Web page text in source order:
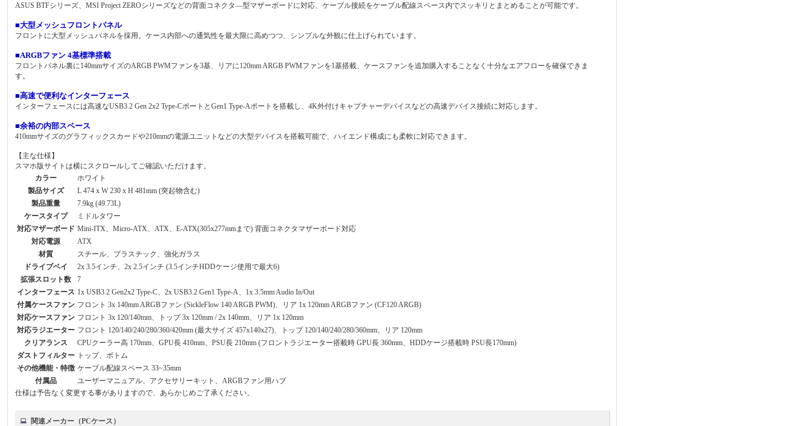
ASUS BTFシリーズ、MSI Project ZEROシリーズなどの背面コネクタ―型マザーボードに対応、ケーブル接続をケーブル配線スペース内でスッキリとまとめることが可能です。
■大型メッシュフロントパネル
フロントに大型メッシュパネルを採用。ケース内部への通気性を最大限に高めつつ、シンプルな外観に仕上げられています。
■ARGBファン 4基標準搭載
フロントパネル裏に140mmサイズのARGB PWMファンを3基、リアに120mm ARGB PWMファンを1基搭載、ケースファンを追加購入することなく十分なエアフローを確保できま
す。
■高速で便利なインターフェース
インターフェースには高速なUSB3.2 Gen 2x2 Type-CポートとGen1 Type-Aポートを搭載し、4K外付けキャプチャーデバイスなどの高速デバイス接続に対応します。
■余裕の内部スペース
410mmサイズのグラフィックスカードや210mmの電源ユニットなどの大型デバイスを搭載可能で、ハイエンド構成にも柔軟に対応できます。
【主な仕様】
スマホ版サイトは横にスクロールしてご確認いただけます。
カラー
ホワイト
製品サイズ
L 474 x W 230 x H 481mm (突起物含む)
製品重量
7.9kg (49.73L)
ケースタイプ
ミドルタワー
対応マザーボード Mini-ITX、Micro-ATX、ATX、E-ATX(305x277mmまで) 背面コネクタマザーボード対応
対応電源
ATX
材質
スチール、プラスチック、強化ガラス
ドライブベイ
2x 3.5インチ、2x 2.5インチ (3.5インチHDDケージ使用で最大6)
拡張スロット数
7
インターフェース 1x USB3.2 Gen2x2 Type-C、2x USB3.2 Gen1 Type-A、1x 3.5mm Audio In/Out
付属ケースファン フロント 3x 140mm ARGBファン (SickleFlow 140 ARGB PWM)、リア 1x 120mm ARGBファン (CF120 ARGB)
対応ケースファン フロント 3x 120/140mm、トップ 3x 120mm / 2x 140mm、リア 1x 120mm
対応ラジエーター フロント 120/140/240/280/360/420mm (最大サイズ 457x140x27)、トップ 120/140/240/280/360mm、リア 120mm
クリアランス
CPUクーラー高 170mm、GPU長 410mm、PSU長 210mm (フロントラジエーター搭載時 GPU長 360mm、HDDケージ搭載時 PSU長170mm)
ダストフィルター トップ、ボトム
その他機能・特徴 ケーブル配線スペース 33~35mm
付属品
ユーザーマニュアル、アクセサリーキット、ARGBファン用ハブ
仕様は予告なく変更する事がありますので、あらかじめご了承ください。
関連メーカー（PCケース）